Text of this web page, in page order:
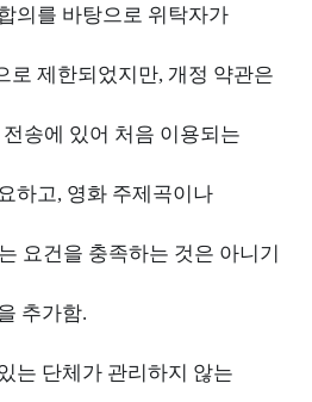
의를 바탕으로 위탁자가
제한되었지만, 개정 약관은
송에 있어 처음 이용되는
하고, 영화 주제곡이나
요건을 충족하는 것은 아니기
추가함.
는 단체가 관리하지 않는